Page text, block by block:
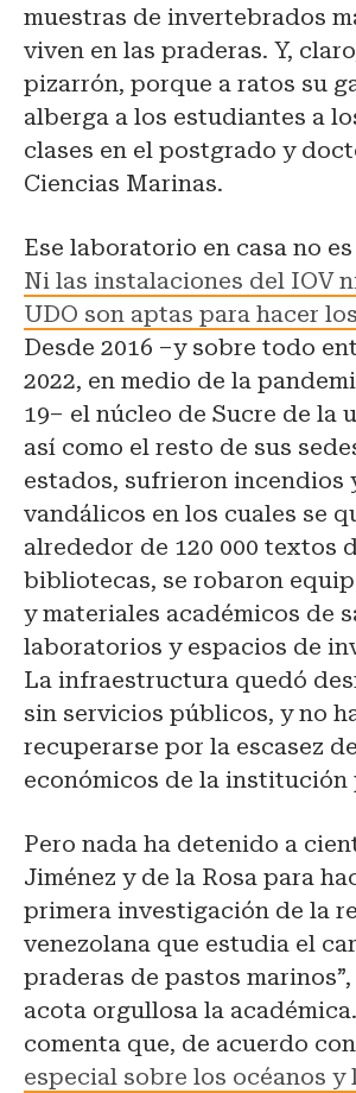
muestras de invertebrados
viven en las praderas. Y,
pizarrón, porque a ratos su
alberga a los estudiantes a
clases en el postgrado y
Ciencias Marinas.
Ese laboratorio en casa no
Ni las instalaciones del IOV
UDO son aptas para hacer
Desde 2016 –y sobre todo
2022, en medio de la
19– el núcleo de Sucre de la
así como el resto de sus
estados, sufrieron incendios
vandálicos en los cuales se
alrededor de 120 000 textos
bibliotecas, se robaron
y materiales académicos de
laboratorios y espacios de
La infraestructura quedó
sin servicios públicos, y no
recuperarse por la escasez
económicos de la institución
Pero nada ha detenido a
Jiménez y de la Rosa para
primera investigación de la
venezolana que estudia el
praderas de pastos
acota orgullosa la
comenta que, de acuerdo
especial sobre los océanos y